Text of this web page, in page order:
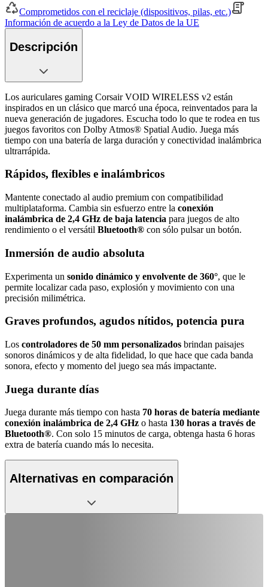
Comprometidos con el reciclaje (dispositivos, pilas, etc.)
Información de acuerdo a la Ley de Datos de la UE
Descripción
Los auriculares gaming Corsair VOID WIRELESS v2 están
inspirados en un clásico que marcó una época, reinventados para la
nueva generación de jugadores. Escucha todo lo que te rodea en tus
juegos favoritos con Dolby Atmos® Spatial Audio. Juega más
tiempo con una batería de larga duración y conectividad inalámbrica
ultrarrápida.
Rápidos, flexibles e inalámbricos
Mantente conectado al audio premium con compatibilidad
multiplataforma. Cambia sin esfuerzo entre la conexión
inalámbrica de 2,4 GHz de baja latencia para juegos de alto
rendimiento o el versátil Bluetooth® con sólo pulsar un botón.
Inmersión de audio absoluta
Experimenta un sonido dinámico y envolvente de 360°, que le
permite localizar cada paso, explosión y movimiento con una
precisión milimétrica.
Graves profundos, agudos nítidos, potencia pura
Los controladores de 50 mm personalizados brindan paisajes
sonoros dinámicos y de alta fidelidad, lo que hace que cada banda
sonora, efecto y momento del juego sea más impactante.
Juega durante días
Juega durante más tiempo con hasta 70 horas de batería mediante
conexión inalámbrica de 2,4 GHz o hasta 130 horas a través de
Bluetooth®. Con solo 15 minutos de carga, obtenga hasta 6 horas
extra de batería cuando más lo necesita.
Alternativas en comparación